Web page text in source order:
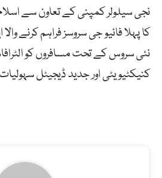
نجی سیلولر کمپنی کے تعاون سے
کا پہلا فائیو جی سروسز فراہم کرنے
نئی سروس کے تحت مسافروں کو
کنیکٹیویٹی اور جدید ڈیجیٹل